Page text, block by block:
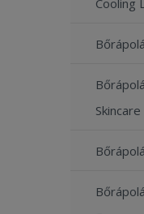
Skincare